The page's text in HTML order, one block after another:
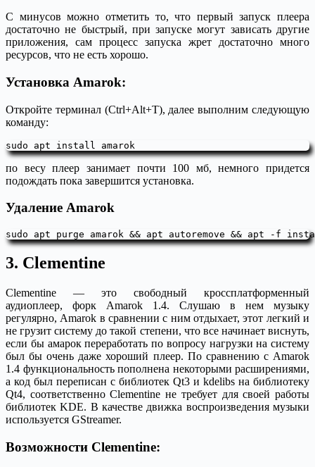
С минусов можно отметить то, что первый запуск плеера
достаточно не быстрый, при запуске могут зависать другие
приложения, сам процесс запуска жрет достаточно много
ресурсов, что не есть хорошо.
Установка Amarok:
Откройте терминал (Ctrl+Alt+T), далее выполним следующую
команду:
sudo apt install amarok
по весу плеер занимает почти 100 мб, немного придется
подождать пока завершится установка.
Удаление Amarok
sudo apt purge amarok && apt autoremove && apt -f
3. Clementine
Clementine — это свободный кроссплатформенный
аудиоплеер, форк Amarok 1.4. Слушаю в нем музыку
регулярно, Amarok в сравнении с ним отдыхает, этот легкий и
не грузит систему до такой степени, что все начинает виснуть,
если бы амарок переработать по вопросу нагрузки на систему
был бы очень даже хороший плеер. По сравнению с Amarok
1.4 функциональность пополнена некоторыми расширениями,
а код был переписан с библиотек Qt3 и kdelibs на библиотеку
Qt4, соответственно Clementine не требует для своей работы
библиотек KDE. В качестве движка воспроизведения музыки
используется GStreamer.
Возможности Clementine: